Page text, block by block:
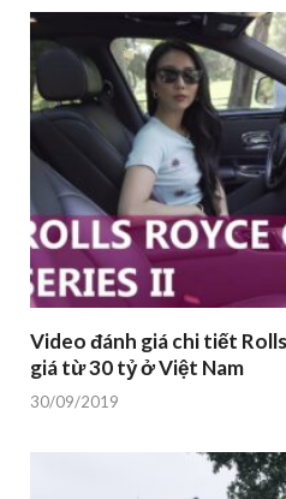
Video đánh giá chi tiết
giá từ 30 tỷ ở Việt Nam
30/09/2019